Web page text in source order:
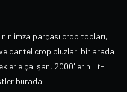
imza parçası crop topları,
dantel crop bluzları bir arada
çalışan, 2000'lerin "it-
burada.